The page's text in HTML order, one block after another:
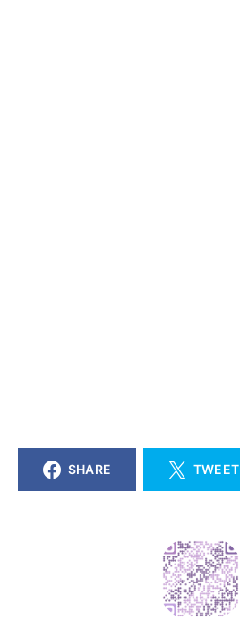
SHARE TWEET